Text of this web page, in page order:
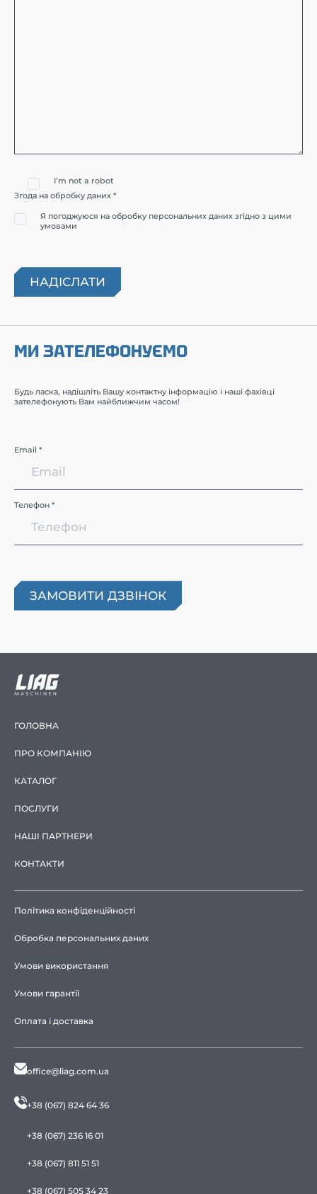
I’m not a robot
Згода на обробку даних *
Я погоджуюся на обробку персональних даних згідно з цими
умовами
МИ ЗАТЕЛЕФОНУЄМО
Будь ласка, надішліть Вашу контактну інформацію і наші фахівці
зателефонують Вам найближчим часом!
Email *
Телефон *
ГОЛОВНА
ПРО КОМПАНІЮ
КАТАЛОГ
ПОСЛУГИ
НАШІ ПАРТНЕРИ
КОНТАКТИ
Політика конфіденційності
Обробка персональних даних
Умови використання
Умови гарантії
Оплата і доставка
office@liag.com.ua
+38 (067) 824 64 36
+38 (067) 236 16 01
+38 (067) 811 51 51
+38 (067) 505 34 23